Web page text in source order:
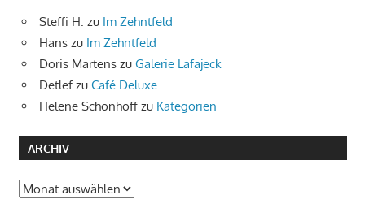
Steffi H. zu Im Zehntfeld
Hans zu Im Zehntfeld
Doris Martens zu Galerie Lafajeck
Detlefzu Café Deluxe
Helene Schönhoff zu Kategorien
ARCHIV
Archiv